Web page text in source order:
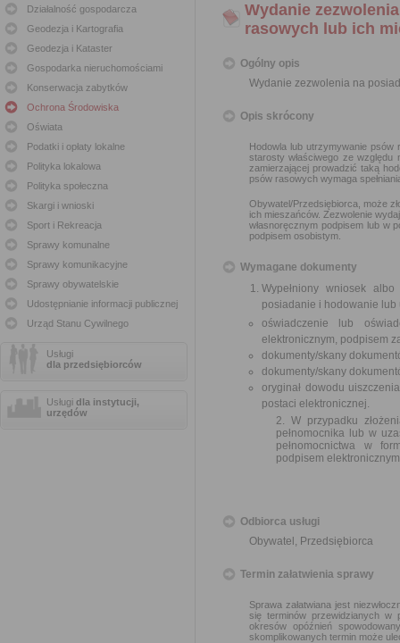
Działalność gospodarcza
Geodezja i Kartografia
Geodezja i Kataster
Gospodarka nieruchomościami
Konserwacja zabytków
Ochrona Środowiska
Oświata
Podatki i opłaty lokalne
Polityka lokalowa
Polityka społeczna
Skargi i wnioski
Sport i Rekreacja
Sprawy komunalne
Sprawy komunikacyjne
Sprawy obywatelskie
Udostępnianie informacji publicznej
Urząd Stanu Cywilnego
Usługi
dla przedsiębiorców
Usługi dla instytucji,
urzędów
Wydanie
rasowych lub ich
Ogólny opis
Wydanie zezwolenia na
Opis skrócony
Hodowla lub utrzymywanie
starosty właściwego ze
zamierzającej prowadzić taką
psów rasowych wymaga
Obywatel/Przedsiębiorca, może
ich mieszańców. Zezwolenie
własnoręcznym podpisem lub w
podpisem osobistym.
Wymagane dokumenty
Wypełniony wniosek
posiadanie i hodowanie lub
oświadczenie lub
elektronicznym, podpisem
dokumenty/skany
dokumenty/skany
oryginał dowodu
postaci elektronicznej.
2. W przypadku
pełnomocnika lub w
pełnomocnictwa w
podpisem
Odbiorca usługi
Obywatel, Przedsiębiorca
Termin załatwienia sprawy
Sprawa załatwiana jest
się terminów przewidzianych w
okresów opóźnień
skomplikowanych termin może